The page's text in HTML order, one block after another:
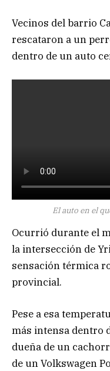
Vecinos del barrio
rescataron a un
dentro de un auto
El auto en el
Ocurrió durante el
la intersección de
sensación térmica
provincial.
Pese a esa
más intensa dentro
dueña de un
de un Volkswagen